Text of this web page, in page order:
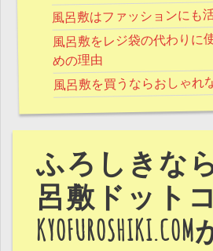
風呂敷はファッションにも
風呂敷をレジ袋の代わりに
めの理由
風呂敷を買うならおしゃれ
ふろしきな
呂敷ドット